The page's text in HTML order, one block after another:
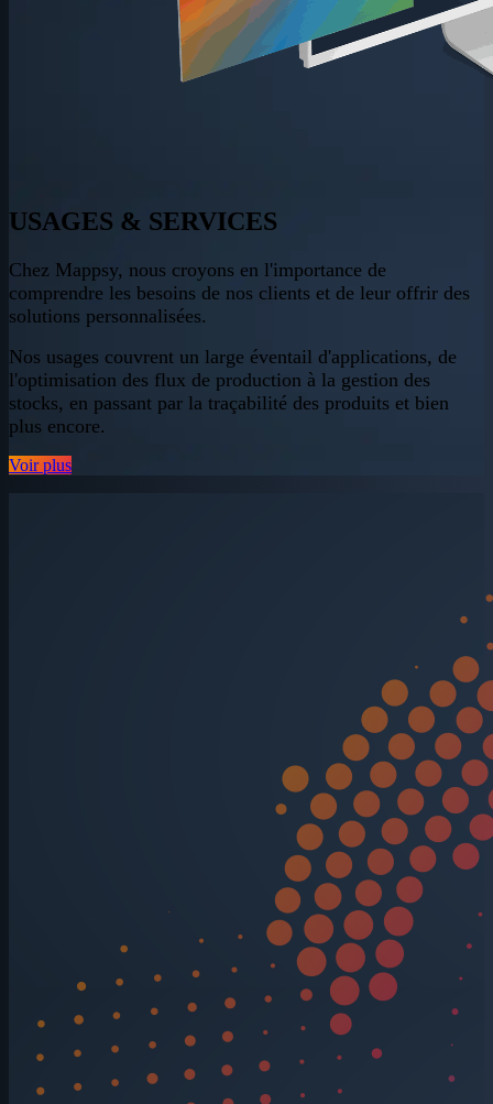
USAGES & SERVICES
Chez Mappsy, nous croyons en l'importance de
comprendre les besoins de nos clients et de leur offrir des
solutions personnalisées.
Nos usages couvrent un large éventail d'applications, de
l'optimisation des flux de production à la gestion des
stocks, en passant par la traçabilité des produits et bien
plus encore.
Voir plus